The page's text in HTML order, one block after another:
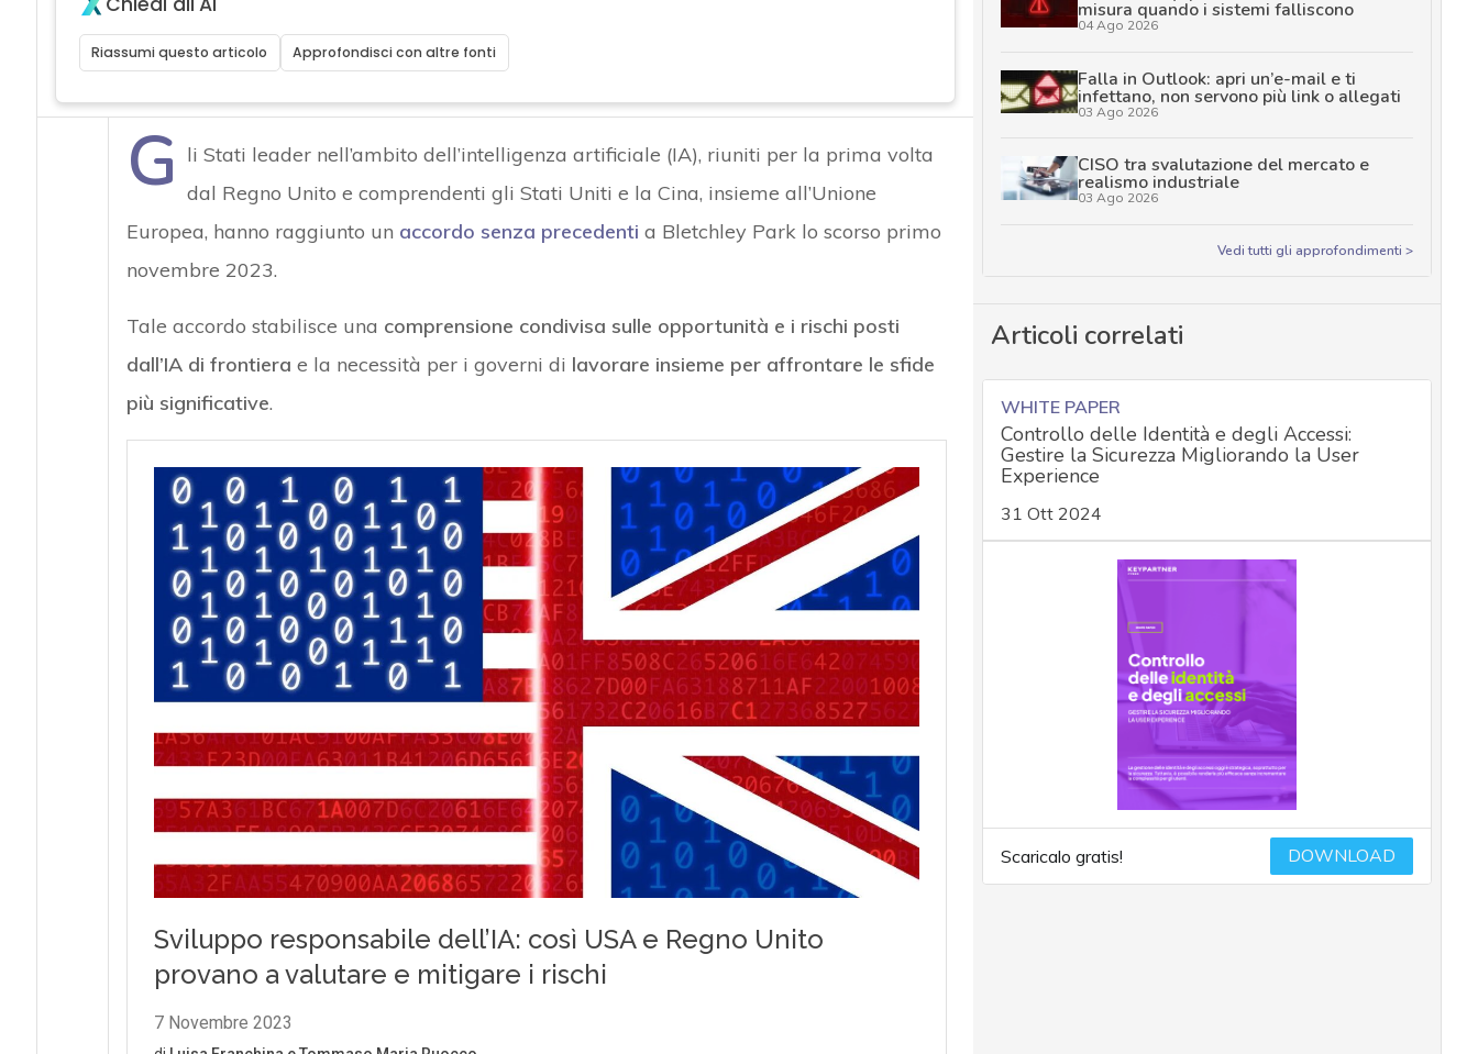
Riassumi questo articolo Approfondisci con altre fonti
G
li Stati leader nell’ambito dell’intelligenza artificiale (IA), riuniti per la prima volta
dal Regno Unito e comprendenti gli Stati Uniti e la Cina, insieme all’Unione
Europea, hanno raggiunto un accordo senza precedenti a Bletchley Park lo scorso primo
novembre 2023.
Tale accordo stabilisce una comprensione condivisa sulle opportunità e i rischi posti
dall’IA di frontiera e la necessità per i governi di lavorare insieme per affrontare le sfide
più significative.
misura quando i sistemi falliscono
04 Ago 2026
Falla in Outlook: apri un’e-mail e ti
infettano, non servono più link o allegati
03 Ago 2026
CISO tra svalutazione del mercato e
realismo industriale
03 Ago 2026
Vedi tutti gli approfondimenti >
Articoli correlati
WHITE PAPER
Controllo delle Identità e degli Accessi:
Gestire la Sicurezza Migliorando la User
Experience
31 Ott 2024
Scaricalo gratis! DOWNLOAD